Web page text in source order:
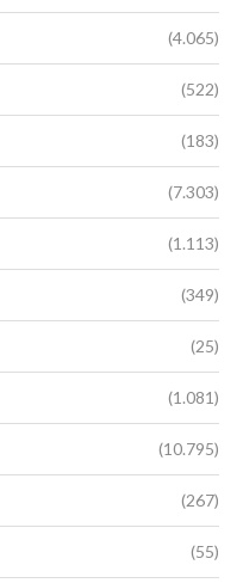
(4.065)
(522)
(183)
(7.303)
(1.113)
(349)
(25)
(1.081)
(10.795)
(267)
(55)